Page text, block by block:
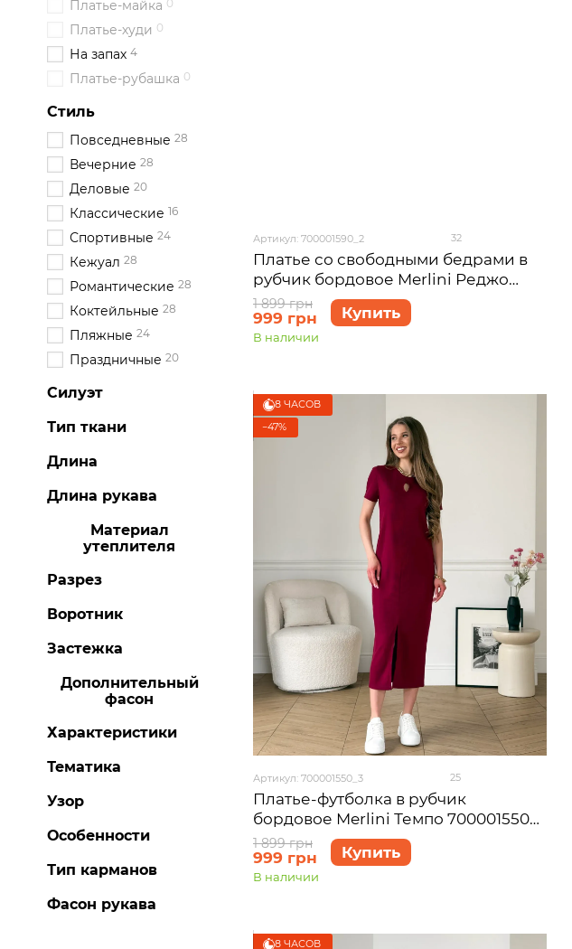
Артикул: 700001590_2 32
Платье со свободными бедрами в
рубчик бордовое Merlini Реджо
700001590 размер L-XL
1 899 грн
999 грн Купить
В наличии
8 ЧАСОВ
−47%
Артикул: 700001550_3 25
Платье-футболка в рубчик
бордовое Merlini Темпо 700001550
размер 2XL-3XL
1 899 грн
999 грн Купить
В наличии
8 ЧАСОВ
Платье-майка 0
Платье-худи 0
На запах 4
Платье-рубашка 0
Стиль
Повседневные 28
Вечерние 28
Деловые 20
Классические 16
Спортивные 24
Кежуал 28
Романтические 28
Коктейльные 28
Пляжные 24
Праздничные 20
Силуэт
Тип ткани
Длина
Длина рукава
Материал
утеплителя
Разрез
Воротник
Застежка
Дополнительный
фасон
Характеристики
Тематика
Узор
Особенности
Тип карманов
Фасон рукава